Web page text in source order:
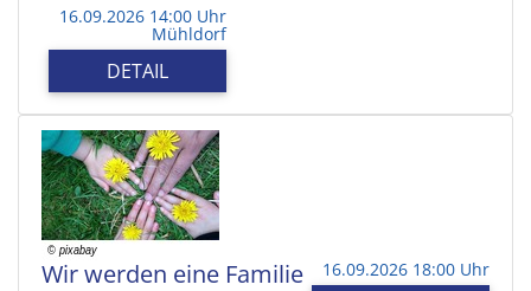
16.09.2026 14:00 Uhr
Mühldorf
DETAIL
Wir werden eine Familie 16.09.2026 18:00 Uhr